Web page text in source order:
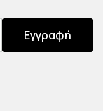
Εγγραφή